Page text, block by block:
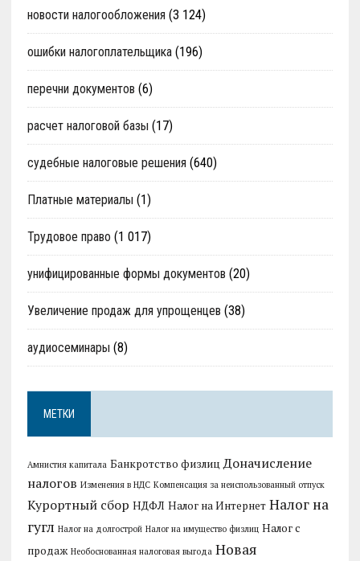
новости налогообложения (3 124)
ошибки налогоплательщика(196)
перечни документов (6)
расчет налоговой базы (17)
судебные налоговые решения (640)
Платные материалы (1)
Трудовое право (1 017)
унифицированные формы документов (20)
Увеличение продаж для упрощенцев (38)
аудиосеминары (8)
МЕТКИ
Амнистия капитала Банкротство физлиц Доначисление
налогов Изменения в НДС Компенсация за неиспользованный отпуск
Курортный сбор НДФЛ Налог на Интернет Налог на
гугл Налог на долгострой Налог на имущество физлиц Налог с
продаж Необоснованная налоговая выгода Новая